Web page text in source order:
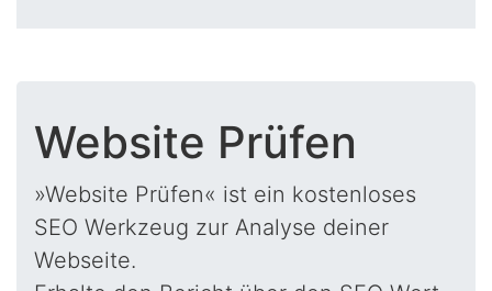
Website Prüfen
»Website Prüfen« ist ein kostenloses
SEO Werkzeug zur Analyse deiner
Webseite.